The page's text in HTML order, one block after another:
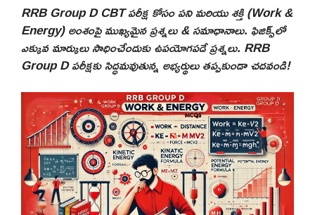
RRB Group D CBT పరీక్ష కోసం పని మరియు శక్తి (Work &
Energy) అంశంపై ముఖ్యమైన ప్రశ్నలు & సమాధానాలు. ఫిజిక్స్‌లో
ఎక్కువ మార్కులు సాధించేందుకు ఉపయోగపడే ప్రశ్నలు. RRB
Group D పరీక్షకు సిద్ధమవుతున్న అభ్యర్థులు తప్పకుండా చదవండి!